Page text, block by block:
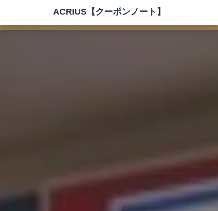
ACRIUS【クーポンノート】